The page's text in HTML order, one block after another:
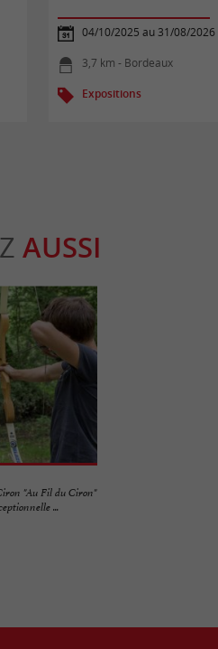
04/10/2025 au 31/08/2026
3,7 km - Bordeaux
Expositions
AUSSI
"Au Fil du Ciron"
...